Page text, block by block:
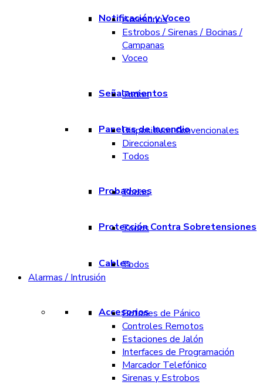
Notificación y Voceo
Accesorios
Estrobos / Sirenas / Bocinas /
Campanas
Voceo
Señalamientos
Todos
Paneles de Incendio
Dispositivos Convencionales
Direccionales
Todos
Probadores
Todos
Protección Contra Sobretensiones
Todos
CablesTodos
Alarmas / Intrusión
Accesorios
Botones de Pánico
Controles Remotos
Estaciones de Jalón
Interfaces de Programación
Marcador Telefónico
Sirenas y Estrobos